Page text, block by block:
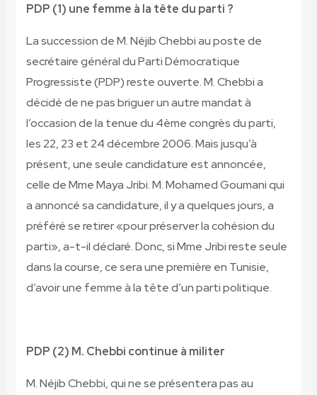
PDP (1) une femme à la tête du parti ?
La succession de M. Néjib Chebbi au poste de
secrétaire général du Parti Démocratique
Progressiste (PDP) reste ouverte. M. Chebbi a
décidé de ne pas briguer un autre mandat à
l’occasion de la tenue du 4ème congrès du parti,
les 22, 23 et 24 décembre 2006. Mais jusqu’à
présent, une seule candidature est annoncée,
celle de Mme Maya Jribi. M. Mohamed Goumani qui
a annoncé sa candidature, il y a quelques jours, a
préféré se retirer «pour préserver la cohésion du
parti», a-t-il déclaré. Donc, si Mme Jribi reste seule
dans la course, ce sera une première en Tunisie,
d’avoir une femme à la tête d’un parti politique.
PDP (2) M. Chebbi continue à militer
M. Néjib Chebbi, qui ne se présentera pas au